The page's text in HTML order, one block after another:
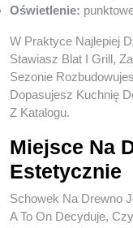
Oświetlenie:
W Praktyce Najlepiej
Stawiasz Blat I Grill,
Sezonie
Dopasujesz Kuchnię
Z Katalogu.
Miejsce Na
Estetycznie
Schowek Na Drewno
A To On Decyduje,